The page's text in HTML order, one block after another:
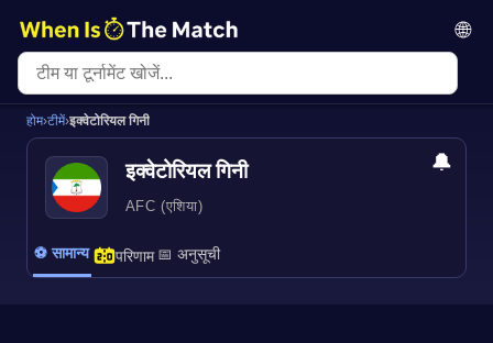
🌐
होम›टीमें›इक्वेटोरियल गिनी
इक्वेटोरियल गिनी
AFC (एशिया)
🔔
⚽ सामान्य परिणाम 📅 अनुसूची